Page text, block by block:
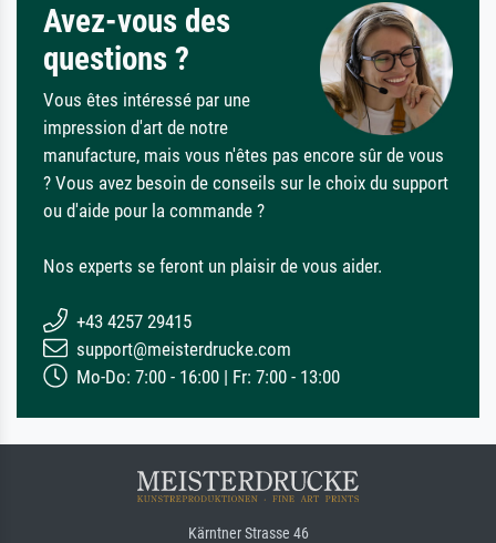
Avez-vous des
questions ?
Vous êtes intéressé par une
impression d'art de notre
manufacture, mais vous n'êtes pas encore sûr de vous
? Vous avez besoin de conseils sur le choix du support
ou d'aide pour la commande ?
Nos experts se feront un plaisir de vous aider.
+43 4257 29415
support@meisterdrucke.com
Mo-Do: 7:00 - 16:00 | Fr: 7:00 - 13:00
Kärntner Strasse 46